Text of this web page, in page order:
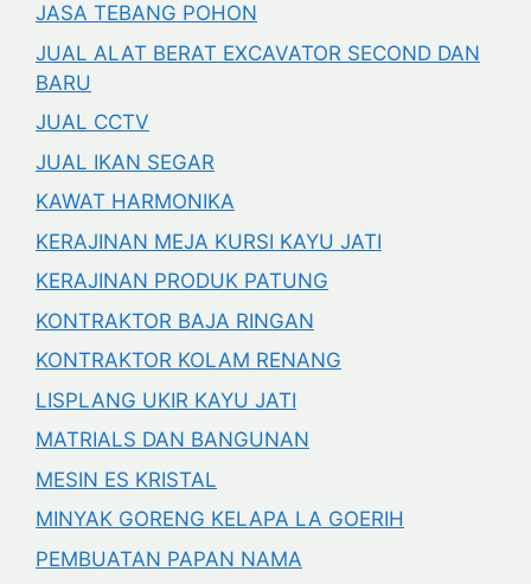
JASA TEBANG POHON
JUAL ALAT BERAT EXCAVATOR SECOND DAN
BARU
JUAL CCTV
JUAL IKAN SEGAR
KAWAT HARMONIKA
KERAJINAN MEJA KURSI KAYU JATI
KERAJINAN PRODUK PATUNG
KONTRAKTOR BAJA RINGAN
KONTRAKTOR KOLAM RENANG
LISPLANG UKIR KAYU JATI
MATRIALS DAN BANGUNAN
MESIN ES KRISTAL
MINYAK GORENG KELAPA LA GOERIH
PEMBUATAN PAPAN NAMA